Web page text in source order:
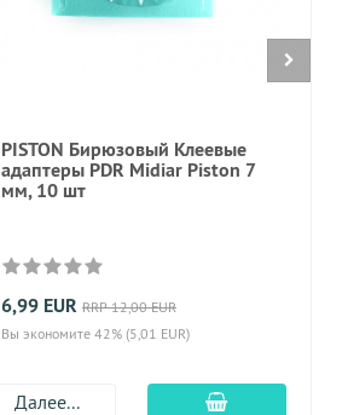
PISTON Бирюзовый Клеевые
адаптеры PDR Midiar Piston 7
мм, 10 шт
6,99 EUR RRP 12,00 EUR
Вы экономите 42% (5,01 EUR)
Далее... Добавить в